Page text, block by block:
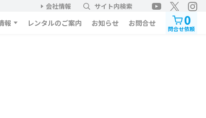
会社情報 サイト内検索
報 レンタルのご案内 お知らせ お問合せ 0
問合せ依頼